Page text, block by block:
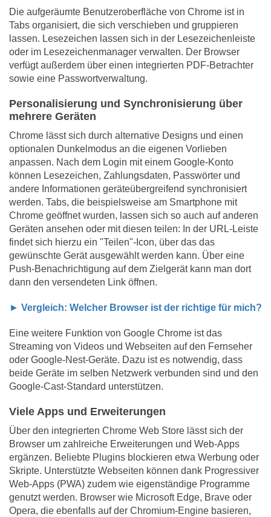
Die aufgeräumte Benutzeroberfläche von Chrome ist in
Tabs organisiert, die sich verschieben und gruppieren
lassen. Lesezeichen lassen sich in der Lesezeichenleiste
oder im Lesezeichenmanager verwalten. Der Browser
verfügt außerdem über einen integrierten PDF-Betrachter
sowie eine Passwortverwaltung.
Personalisierung und Synchronisierung über
mehrere Geräten
Chrome lässt sich durch alternative Designs und einen
optionalen Dunkelmodus an die eigenen Vorlieben
anpassen. Nach dem Login mit einem Google-Konto
können Lesezeichen, Zahlungsdaten, Passwörter und
andere Informationen geräteübergreifend synchronisiert
werden. Tabs, die beispielsweise am Smartphone mit
Chrome geöffnet wurden, lassen sich so auch auf anderen
Geräten ansehen oder mit diesen teilen: In der URL-Leiste
findet sich hierzu ein "Teilen"-Icon, über das das
gewünschte Gerät ausgewählt werden kann. Über eine
Push-Benachrichtigung auf dem Zielgerät kann man dort
dann den versendeten Link öffnen.
► Vergleich: Welcher Browser ist der richtige für mich?
Eine weitere Funktion von Google Chrome ist das
Streaming von Videos und Webseiten auf den Fernseher
oder Google-Nest-Geräte. Dazu ist es notwendig, dass
beide Geräte im selben Netzwerk verbunden sind und den
Google-Cast-Standard unterstützen.
Viele Apps und Erweiterungen
Über den integrierten Chrome Web Store lässt sich der
Browser um zahlreiche Erweiterungen und Web-Apps
ergänzen. Beliebte Plugins blockieren etwa Werbung oder
Skripte. Unterstützte Webseiten können dank Progressiver
Web-Apps (PWA) zudem wie eigenständige Programme
genutzt werden. Browser wie Microsoft Edge, Brave oder
Opera, die ebenfalls auf der Chromium-Engine basieren,